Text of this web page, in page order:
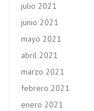
julio 2021
junio 2021
mayo 2021
abril 2021
marzo 2021
febrero 2021
enero 2021